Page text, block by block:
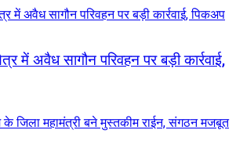
में अवैध सागौन परिवहन पर बड़ी कार्रवाई,